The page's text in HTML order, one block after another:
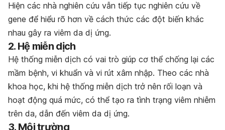
Hiện các nhà nghiên cứu vẫn tiếp tục nghiên cứu về
gene để hiểu rõ hơn về cách thức các đột biến khác
nhau gây ra viêm da dị ứng.
2. Hệ miễn dịch
Hệ thống miễn dịch có vai trò giúp cơ thể chống lại các
mầm bệnh, vi khuẩn và vi rút xâm nhập. Theo các nhà
khoa học, khi hệ thống miễn dịch trở nên rối loạn và
hoạt động quá mức, có thể tạo ra tình trạng viêm nhiễm
trên da, dẫn đến viêm da dị ứng.
3. Môi trường